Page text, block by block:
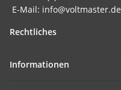
E-Mail: info@voltmaster.de
Rechtliches
Informationen